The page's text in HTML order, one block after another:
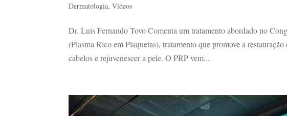
Dermatologia,Vídeos
Dr. Luis Fernando Tovo Comenta um tratamento abordado no
(Plasma Rico em Plaquetas), tratamento que promove a
cabelos e rejuvenescer a pele. O PRP vem...